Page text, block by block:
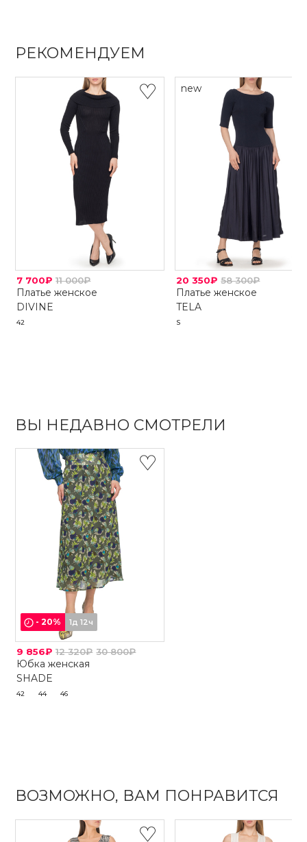
РЕКОМЕНДУЕМ
7 700₽ 11 000₽
Платье женское
DIVINE
42
new
20 350₽ 58 300₽
Платье женское
TELA
S
ВЫ НЕДАВНО СМОТРЕЛИ
-20% 1д 12ч
9 856₽ 12 320₽ 30 800₽
Юбка женская
SHADE
42 44 46
ВОЗМОЖНО, ВАМ ПОНРАВИТСЯ